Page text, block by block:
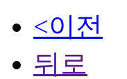
<이전
뒤로